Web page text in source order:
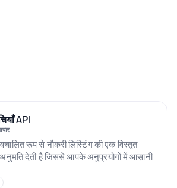
API
रूप से नौकरी लिस्टिंग की एक विस्तृत
देती है जिससे आपके अनुप्रयोगों में आसानी